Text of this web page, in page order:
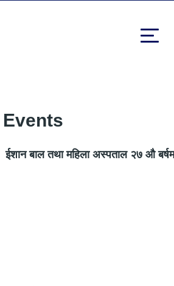
ईशान बाल तथा महिला अस्पताल २७ औ